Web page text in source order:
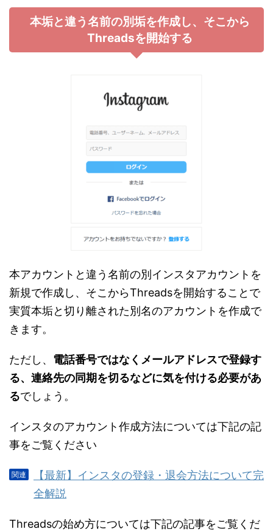
本垢と違う名前の別垢を作成し、そこから
Threadsを開始する
本アカウントと違う名前の別インスタアカウントを
新規で作成し、そこからThreadsを開始することで
実質本垢と切り離された別名のアカウントを作成で
きます。
ただし、 電話番号ではなくメールアドレスで登録す
る、連絡先の同期を切るなどに気を付ける必要があ
るでしょう。
インスタのアカウント作成方法については下記の記
事をご覧ください
【最新】インスタの登録・退会方法について完
全解説
Threadsの始め方については下記の記事をご覧くだ